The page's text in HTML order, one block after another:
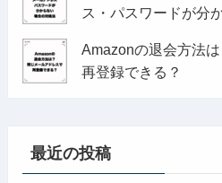
ス・パスワードが分
Amazonの退会方法
再登録できる？
最近の投稿